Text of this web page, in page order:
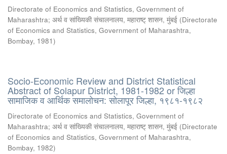
Directorate of Economics and Statistics, Government of
Maharashtra; अर्थ व सांख्यिकी संचालनालय, महाराष्ट् शासन, मुंबई (Directorate
of Economics and Statistics, Government of Maharashtra,
Bombay, 1981)
Socio-Economic Review and District Statistical
Abstract of Solapur District, 1981-1982 or जिल्हा
सामाजिक व आर्थिक समालोचन: सोलापूर जिल्हा, १९८१-१९८२
Directorate of Economics and Statistics, Government of
Maharashtra; अर्थ व सांख्यिकी संचालनालय, महाराष्ट् शासन, मुंबई (Directorate
of Economics and Statistics, Government of Maharashtra,
Bombay, 1982)